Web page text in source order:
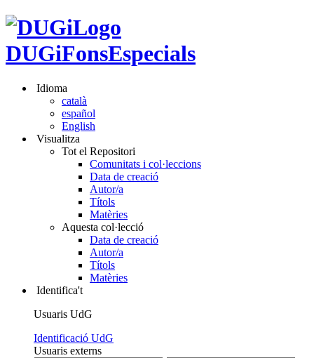
DUGiFonsEspecials
Idioma
català
español
English
Visualitza
Tot el Repositori
Comunitats i col·leccions
Data de creació
Autor/a
Títols
Matèries
Aquesta col·lecció
Data de creació
Autor/a
Títols
Matèries
Identifica't
Usuaris UdG
Identificació UdG
Usuaris externs